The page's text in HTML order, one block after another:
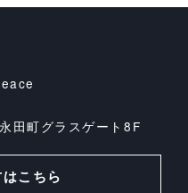
永田町グラスゲート8F
こちら